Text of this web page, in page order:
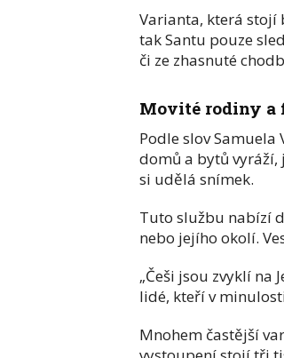
Varianta, která stojí
tak Santu pouze
či ze zhasnuté
Movité rodiny a
Podle slov Samuela
domů a bytů
si udělá snímek.
Tuto službu nabízí
nebo jejího okolí.
„Češi jsou zvyklí na
lidé, kteří v
Mnohem častější